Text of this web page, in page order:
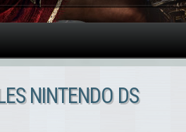
NINTENDO DS